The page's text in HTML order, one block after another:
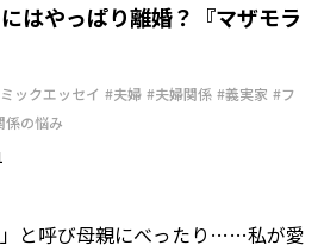
はやっぱり離婚？『マザモラ
ックエッセイ #夫婦 #夫婦関係 #義実家 #フ
係の悩み
と呼び母親にべったり……私が愛